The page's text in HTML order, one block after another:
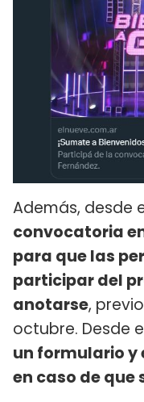
Además, desde
convocatoria
para que las
participar del
anotarse,
octubre. Desde
un formulario y
en caso de que